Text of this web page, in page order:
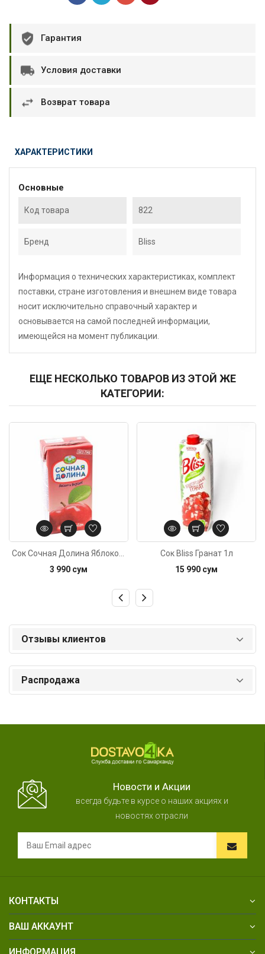
Гарантия
Условия доставки
Возврат товара
ХАРАКТЕРИСТИКИ
Основные
Код товара 822
Бренд Bliss
Информация о технических характеристиках, комплект
поставки, стране изготовления и внешнем виде товара
носит исключительно справочный характер и
основывается на самой последней информации,
имеющейся на момент публикации.
ЕЩЕ НЕСКОЛЬКО ТОВАРОВ ИЗ ЭТОЙ ЖЕ
КАТЕГОРИИ:
3 990 сум
Сок Bliss Гранат 1л
15 990 сум
Отзывы клиентов
Распродажа
Новости и Акции
всегда будьте в курсе о наших акциях и
новостях отрасли
КОНТАКТЫ
ВАШ АККАУНТ
ИНФОРМАЦИЯ